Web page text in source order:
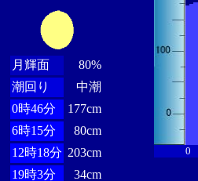
月輝面
80%
潮回り
中潮
0時46分
177cm
6時15分
80cm
12時18分 203cm
19時3分
34cm
0